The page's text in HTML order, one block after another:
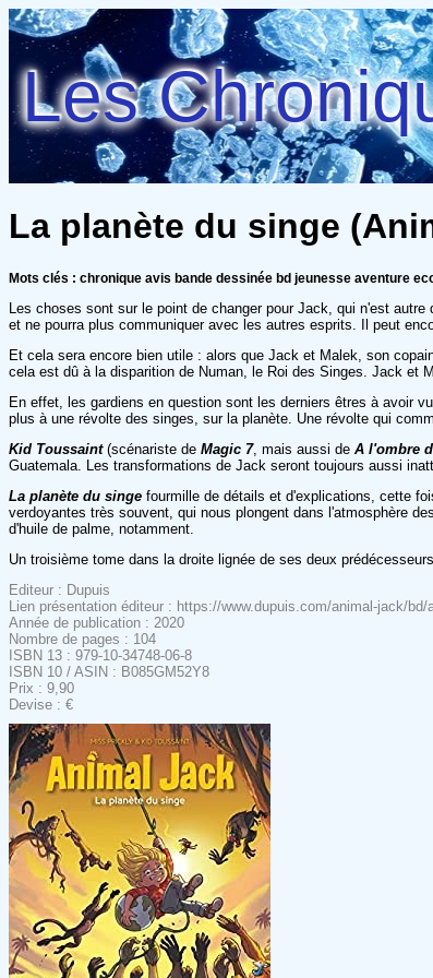
Les
La planète du singe
Mots clés : chronique avis bande dessinée bd jeunesse aventure
Les choses sont sur le point de changer pour Jack, qui n'est
et ne pourra plus communiquer avec les autres esprits. Il peut
Et cela sera encore bien utile : alors que Jack et Malek, son
cela est dû à la disparition de Numan, le Roi des Singes. Jack et
En effet, les gardiens en question sont les derniers êtres à avoir
plus à une révolte des singes, sur la planète. Une révolte qui
Kid Toussaint(scénariste de Magic 7, mais aussi de A l'ombre
Guatemala. Les transformations de Jack seront toujours aussi
La planète du singe fourmille de détails et d'explications, cette
verdoyantes très souvent, qui nous plongent dans l'atmosphère
d'huile de palme, notamment.
Un troisième tome dans la droite lignée de ses deux
Editeur : Dupuis
Lien présentation éditeur : https://www.dupuis.com/animal-jack/
Année de publication : 2020
Nombre de pages : 104
ISBN 13 : 979-10-34748-06-8
ISBN 10 / ASIN : B085GM52Y8
Prix : 9,90
Devise : €